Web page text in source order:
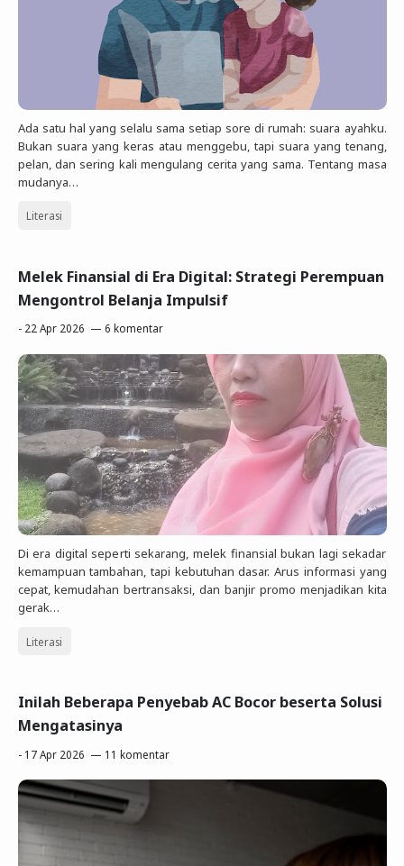
Ada satu hal yang selalu sama setiap sore di rumah: suara ayahku.
Bukan suara yang keras atau menggebu, tapi suara yang tenang,
pelan, dan sering kali mengulang cerita yang sama. Tentang masa
mudanya…
Literasi
Melek Finansial di Era Digital: Strategi Perempuan
Mengontrol Belanja Impulsif
- 22 Apr 2026 6 komentar
Di era digital seperti sekarang, melek finansial bukan lagi sekadar
kemampuan tambahan, tapi kebutuhan dasar. Arus informasi yang
cepat, kemudahan bertransaksi, dan banjir promo menjadikan kita
gerak…
Literasi
Inilah Beberapa Penyebab AC Bocor beserta Solusi
Mengatasinya
- 17 Apr 2026 11 komentar